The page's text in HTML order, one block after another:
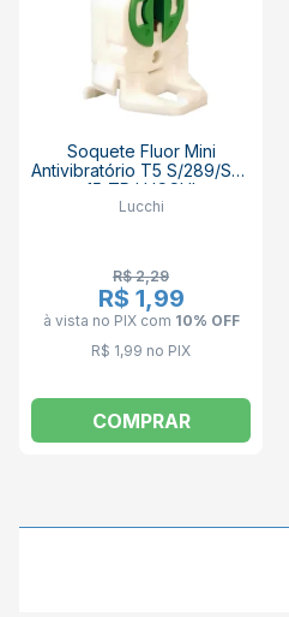
Soquete Fluor Mini
Antivibratório T5 S/289/SN-
15-TR LUCCHI
Lucchi
R$ 2,29
R$ 1,99
à vista no PIX com 10% OFF
R$ 1,99 no PIX
COMPRAR